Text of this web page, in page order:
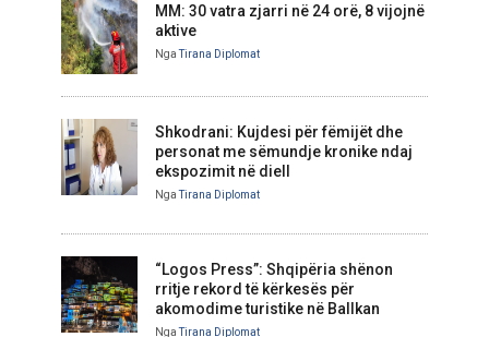
MM: 30 vatra zjarri në 24 orë, 8 vijojnë
aktive
NgaTirana Diplomat
Shkodrani: Kujdesi për fëmijët dhe
personat me sëmundje kronike ndaj
ekspozimit në diell
NgaTirana Diplomat
“Logos Press”: Shqipëria shënon
rritje rekord të kërkesës për
akomodime turistike në Ballkan
NgaTirana Diplomat